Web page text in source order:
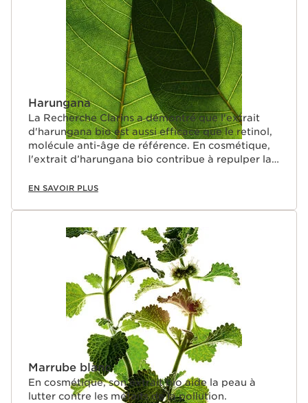
Harungana
La Recherche Clarins a démontré que l'extrait
d'harungana bio est aussi efficace que le retinol,
molécule anti-âge de référence. En cosmétique,
l'extrait d’harungana bio contribue à repulper la
EN SAVOIR PLUS
Marrube blanc
En cosmétique, son extrait bio aide la peau à
lutter contre les méfaits de la pollution.